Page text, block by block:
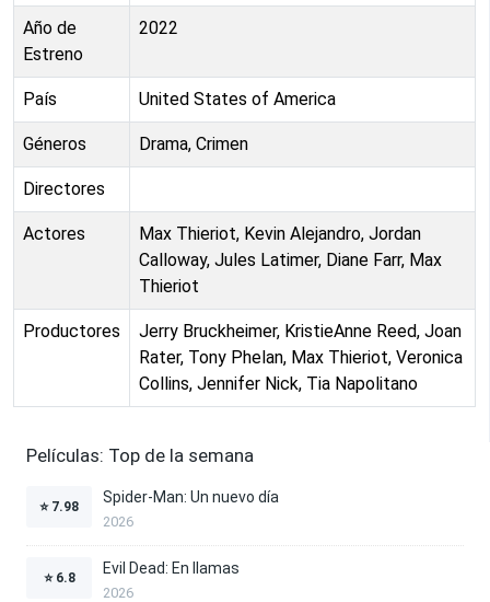
Año de
Estreno
2022
País United States of America
Géneros Drama, Crimen
Directores
Actores
Max Thieriot, Kevin Alejandro, Jordan
Calloway, Jules Latimer, Diane Farr, Max
Thieriot
Productores
Jerry Bruckheimer, KristieAnne Reed, Joan
Rater, Tony Phelan, Max Thieriot, Veronica
Collins, Jennifer Nick, Tia Napolitano
Películas: Top de la semana
⭐ 7.98
Spider-Man: Un nuevo día
2026
⭐ 6.8
Evil Dead: En llamas
2026